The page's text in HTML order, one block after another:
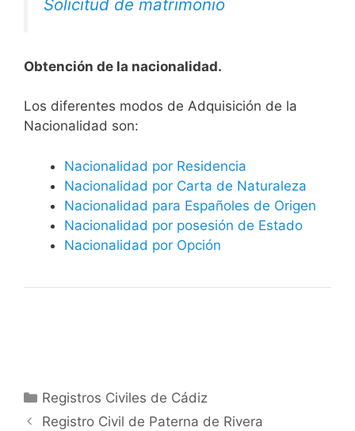
Solicitud de matrimonio
Obtención de la nacionalidad.
​​​Los diferentes modos de Adquisición de la
Nacionalidad son:
Nacionalidad por Residencia
Nacionalidad por Carta de Naturaleza
Nacionalidad para Españoles de Origen
Nacionalidad por posesión de Estado
Nacionalidad por Opción
Categorías
Registros Civiles de Cádiz
Registro Civil de Paterna de Rivera